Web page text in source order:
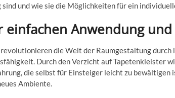
und wie sie die Möglichkeiten für ein
einfachen Anwendung
revolutionieren die Welt der Raumgestaltung
Durch den Verzicht auf Tapetenkleister
die selbst für Einsteiger leicht zu
Ambiente.